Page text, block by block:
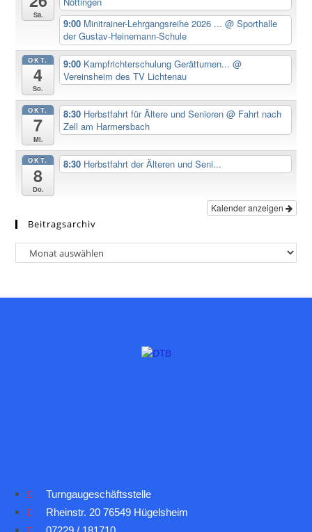
Sa.
9:00 Minitrainer-Lehrgangsreihe 2026 ... @ Sporthalle
der Gustav-Heinemann-Schule
OKT.
4
So.
9:00 Kampfrichterschulung Gerätturnen... @
Vereinsheim des TV Lichtenau
OKT.
7
Mi.
8:30 Herbstfahrt für Ältere und Senioren @ Fahrt nach
Zell am Harmersbach
OKT.
8
Do.
8:30 Herbstfahrt der Älteren und Seni...
Kalender anzeigen
Beitragsarchiv
Turngaugeschäftsstelle
Rheinstr. 20 76549 Hügelsheim